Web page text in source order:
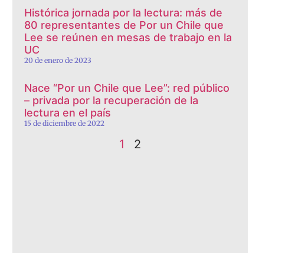
Histórica jornada por la lectura: más de
80 representantes de Por un Chile que
Lee se reúnen en mesas de trabajo en la
UC
20 de enero de 2023
Nace “Por un Chile que Lee”: red público
– privada por la recuperación de la
lectura en el país
15 de diciembre de 2022
1 2